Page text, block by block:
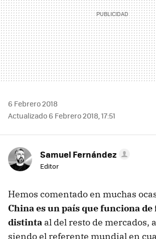
6 Febrero 2018
Actualizado 6 Febrero 2018, 17:51
Samuel Fernández
Editor
Hemos comentado en muchas
China es un país que funciona de
distinta al del resto de mercados,
siendo el referente mundial en